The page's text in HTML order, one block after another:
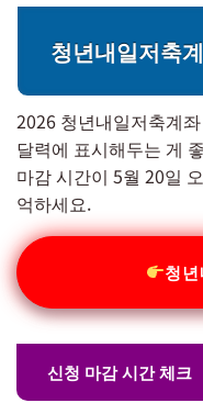
청년내일저축
2026 청년내일저축계
달력에 표시해두는 게
마감 시간이 5월 20일
억하세요.
청
신청 마감 시간 체크